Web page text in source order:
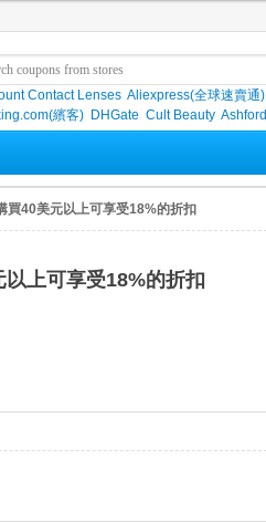
Contact Lenses Aliexpress(全球速賣通)
繽客) DHGate Cult Beauty Ashford
買40美元以上可享受18%的折扣
上可享受18%的折扣